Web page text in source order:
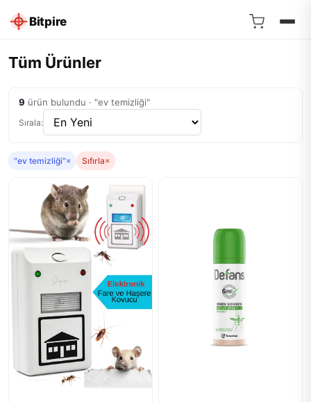
Bitpire
Tüm Ürünler
9 ürün bulundu · "ev temizliği"
Sırala:
"ev temizliği"× Sıfırla×